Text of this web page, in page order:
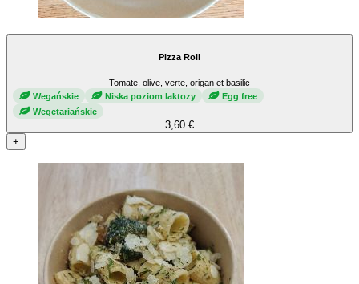
Pizza Roll
Tomate, olive, verte, origan et basilic
Wegańskie
Niska poziom laktozy
Egg free
Wegetariańskie
3,60 €
+